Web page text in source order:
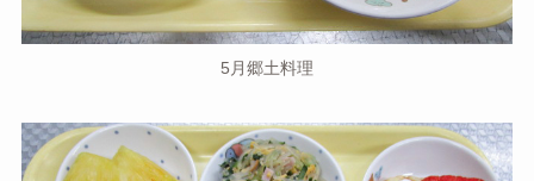
5月郷土料理